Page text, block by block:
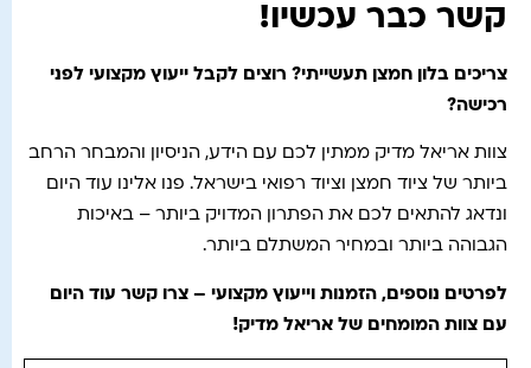
קשר כבר עכשיו!
צריכים בלון חמצן תעשייתי? רוצים לקבל ייעוץ מקצועי לפני
רכישה?
צוות אריאל מדיק ממתין לכם עם הידע, הניסיון והמבחר הרחב
ביותר של ציוד חמצן וציוד רפואי בישראל. פנו אלינו עוד היום
ונדאג להתאים לכם את הפתרון המדויק ביותר – באיכות
הגבוהה ביותר ובמחיר המשתלם ביותר.
לפרטים נוספים, הזמנות וייעוץ מקצועי – צרו קשר עוד היום
עם צוות המומחים של אריאל מדיק!